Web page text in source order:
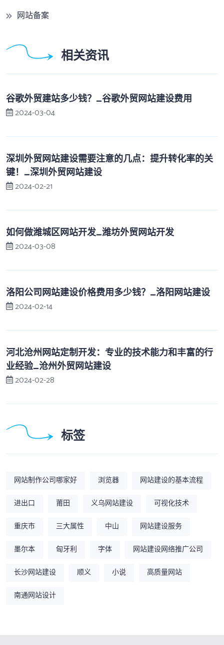
网站备案
相关资讯
谷歌外贸建站多少钱？_谷歌外贸网站建设费用
2024-03-04
深圳外贸网站建设需要注意的几点：提升转化率的关
键！_深圳外贸网站建设
2024-02-21
如何做潍城区网站开发_潍坊外贸网站开发
2024-03-08
洛阳公司网站建设价格费用多少钱？_洛阳网站建设
2024-02-14
河北沧州网站定制开发：专业的技术能力和丰富的行
业经验_沧州外贸网站建设
2024-02-28
标签
网站制作公司哪家好 浏览器
网站建设的基本流程
进出口
莆田 义乌网站建设
可视化技术
重庆市
三大属性 中山
网站建设服务
墨尔本
匈牙利 字体
网站建设网络推广公司
长沙网站建设
顺义 小说
高质量网站
南通网站设计